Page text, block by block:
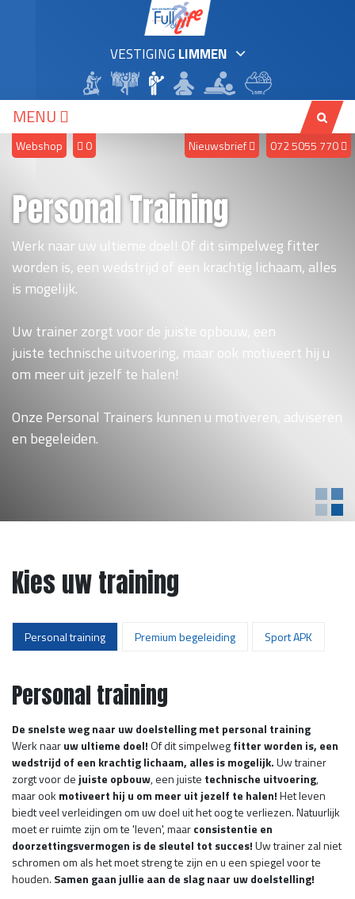
VESTIGING LIMMEN
MENU
Webshop 0 Nieuwsbrief 072 5055 770
Personal Training
Werk naar uw ultieme doel! Of dit simpelweg fitter
worden is, een wedstrijd of een krachtig lichaam, alles
is mogelijk.
Uw trainer zorgt voor de juiste opbouw, een
juiste technische uitvoering, maar ook motiveert hij u
om meer uit jezelf te halen!
Onze Personal Trainers kunnen u motiveren, adviseren
en begeleiden.
Kies uw training
Personal training Premium begeleiding Sport APK
Personal training
De snelste weg naar uw doelstelling met personal training
Werk naaruw ultieme doel! Of dit simpelwegfitter worden is, een
wedstrijd of een krachtig lichaam, alles is mogelijk.Uw trainer
zorgt voor de juiste opbouw, een juiste technische uitvoering,
maar ook motiveert hij u om meer uit jezelf te halen!Het leven
biedt veel verleidingen om uw doel uit het oog te verliezen. Natuurlijk
moet er ruimte zijn om te 'leven', maarconsistentie en
doorzettingsvermogen is de sleutel tot succes!Uw trainer zal niet
schromen om als het moet streng te zijn en u een spiegel voor te
houden. Samen gaan jullie aan de slag naar uw doelstelling!